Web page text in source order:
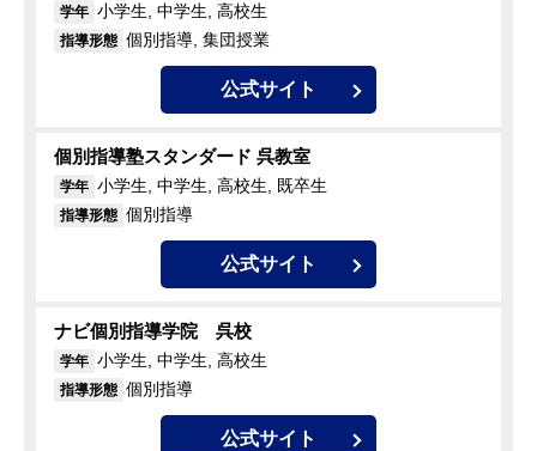
学年 小学生, 中学生, 高校生
指導形態 個別指導, 集団授業
公式サイト
個別指導塾スタンダード 呉教室
学年 小学生, 中学生, 高校生, 既卒生
指導形態 個別指導
公式サイト
ナビ個別指導学院 呉校
学年 小学生, 中学生, 高校生
指導形態 個別指導
公式サイト